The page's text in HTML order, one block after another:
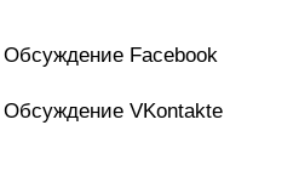
Обсуждение Facebook
Обсуждение VKontakte